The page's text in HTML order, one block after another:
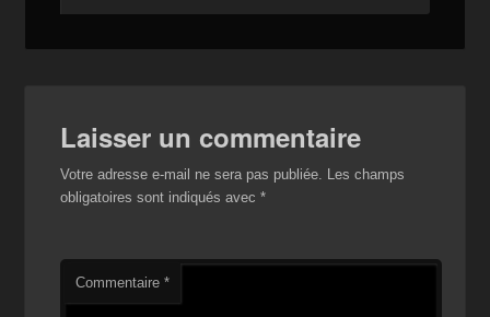
Laisser un commentaire
Votre adresse e-mail ne sera pas publiée. Les champs
obligatoires sont indiqués avec*
Commentaire*